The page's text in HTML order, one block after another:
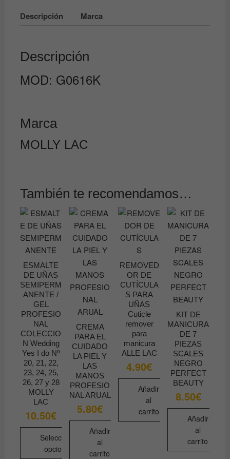
Descripción Marca
Descripción
MOD: G0616K
Marca
MOLLY LAC
También te recomendamos…
ESMALTE
DE UÑAS
SEMIPERM
ANENTE /
GEL
PROFESIO
NAL
COLECCIO
N Wedding
Yes I do Nº
20, 21, 22,
23, 24, 25,
26, 27 y 28
MOLLY
LAC
10.50€
Seleccionar
opciones
CREMA
PARA EL
CUIDADO
LA PIEL Y
LAS
MANOS
PROFESIO
NAL ARUAL
5.80€
Añadir
al
carrito
REMOVED
OR DE
CUTÍCULA
S PARA
UÑAS
Cuticle
remover
para
manicura
ALLE LAC
4.90€
Añadir
al
carrito
KIT DE
MANICURA
DE 7
PIEZAS
SCALES
NEGRO
PERFECT
BEAUTY
8.50€
Añadir
al
carrito